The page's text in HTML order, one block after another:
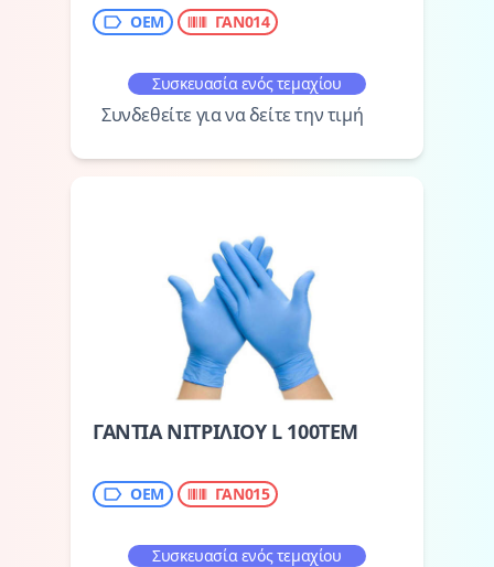
ΟΕΜ ΓΑΝ014
Συσκευασία ενός τεμαχίου
Συνδεθείτε για να δείτε την τιμή
ΓΑΝΤΙΑ ΝΙΤΡΙΛΙΟΥ L 100ΤΕΜ
OEM ΓΑΝ015
Συσκευασία ενός τεμαχίου